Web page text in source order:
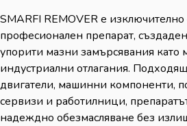
SMARFI REMOVER е
професионален препарат,
упорити мазни замърсявания като
индустриални отлагания.
двигатели, машинни компоненти,
сервизи и работилници,
надеждно обезмасляване без